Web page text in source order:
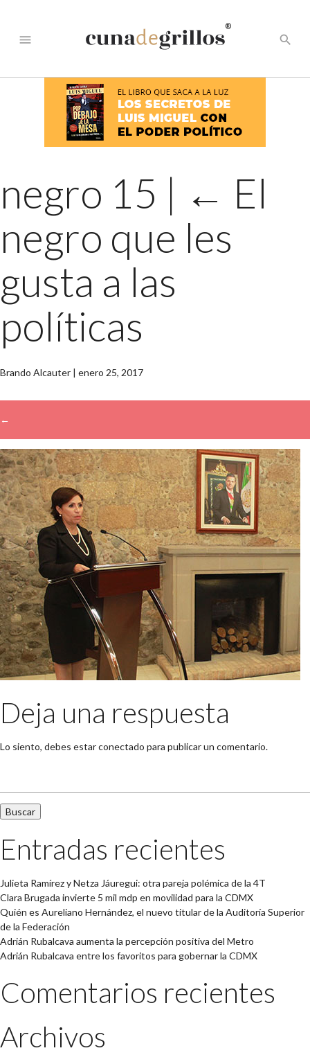
menu
®
search
negro 15 | ← El
negro que les
gusta a las
políticas
Brando Alcauter | enero 25, 2017
←
→
Deja una respuesta
Lo siento, debes estarconectado para publicar un comentario.
Entradas recientes
Julieta Ramírez y Netza Jáuregui: otra pareja polémica de la 4T
Clara Brugada invierte 5 mil mdp en movilidad para la CDMX
Quién es Aureliano Hernández, el nuevo titular de la Auditoría Superior
de la Federación
Adrián Rubalcava aumenta la percepción positiva del Metro
Adrián Rubalcava entre los favoritos para gobernar la CDMX
Comentarios recientes
Archivos